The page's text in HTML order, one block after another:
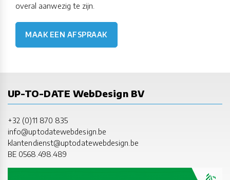
overal aanwezig te zijn.
MAAK EEN AFSPRAAK
UP-TO-DATE WebDesign BV
+32 (0)11 870 835
info@uptodatewebdesign.be
klantendienst@uptodatewebdesign.be
BE 0568.498.489